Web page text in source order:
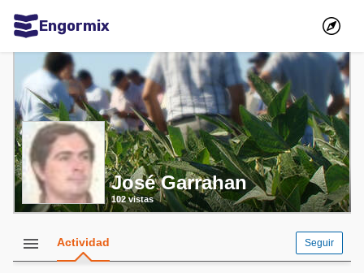
Engormix
Comunidades en español
Agricultura
Balanceados - Piensos
Avicultura
Ganadería
Lechería
Micotoxinas
José Garrahan
102 vistas
menu Actividad Seguir